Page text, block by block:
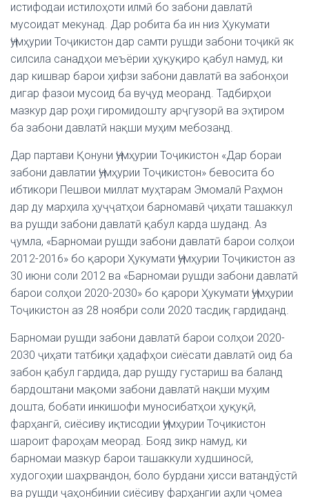
истифодаи истилоҳоти илмӣ бо забони давлатӣ
мусоидат мекунад. Дар робита ба ин низ Ҳукумати
Ҷумҳурии Тоҷикистон дар самти рушди забони тоҷикӣ як
силсила санадҳои меъёрии ҳуқуқиро қабул намуд, ки
дар кишвар барои ҳифзи забони давлатӣ ва забонҳои
дигар фазои мусоид ба вуҷуд меоранд. Тадбирҳои
мазкур дар роҳи гиромидошту арҷгузорӣ ва эҳтиром
ба забони давлатӣ нақши муҳим мебозанд.
Дар партави Қонуни Ҷумҳурии Тоҷикистон «Дар бораи
забони давлатии Ҷумҳурии Тоҷикистон» бевосита бо
ибтикори Пешвои миллат муҳтарам Эмомалӣ Раҳмон
дар ду марҳила ҳуҷҷатҳои барномавӣ ҷиҳати ташаккул
ва рушди забони давлатӣ қабул карда шуданд. Аз
ҷумла, «Барномаи рушди забони давлатӣ барои солҳои
2012-2016» бо қарори Ҳукумати Ҷумҳурии Тоҷикистон аз
30 июни соли 2012 ва «Барномаи рушди забони давлатӣ
барои солҳои 2020-2030» бо қарори Ҳукумати Ҷумҳурии
Тоҷикистон аз 28 ноябри соли 2020 тасдиқ гардиданд.
Барномаи рушди забони давлатӣ барои солҳои 2020-
2030 ҷиҳати татбиқи ҳадафҳои сиёсати давлатӣ оид ба
забон қабул гардида, дар рушду густариш ва баланд
бардоштани мақоми забони давлатӣ нақши муҳим
дошта, бобати инкишофи муносибатҳои ҳуқуқӣ,
фарҳангӣ, сиёсиву иқтисодии Ҷумҳурии Тоҷикистон
шароит фароҳам меорад. Бояд зикр намуд, ки
барномаи мазкур барои ташаккули худшиносӣ,
худогоҳии шаҳрвандон, боло бурдани ҳисси ватандўстӣ
ва рушди ҷаҳонбинии сиёсиву фарҳангии аҳли ҷомеа